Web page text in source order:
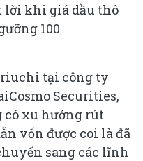
lời khi giá dầu thô
100
tại công ty
Securities,
có xu hướng rút
vốn được coi là đã
sang các lĩnh